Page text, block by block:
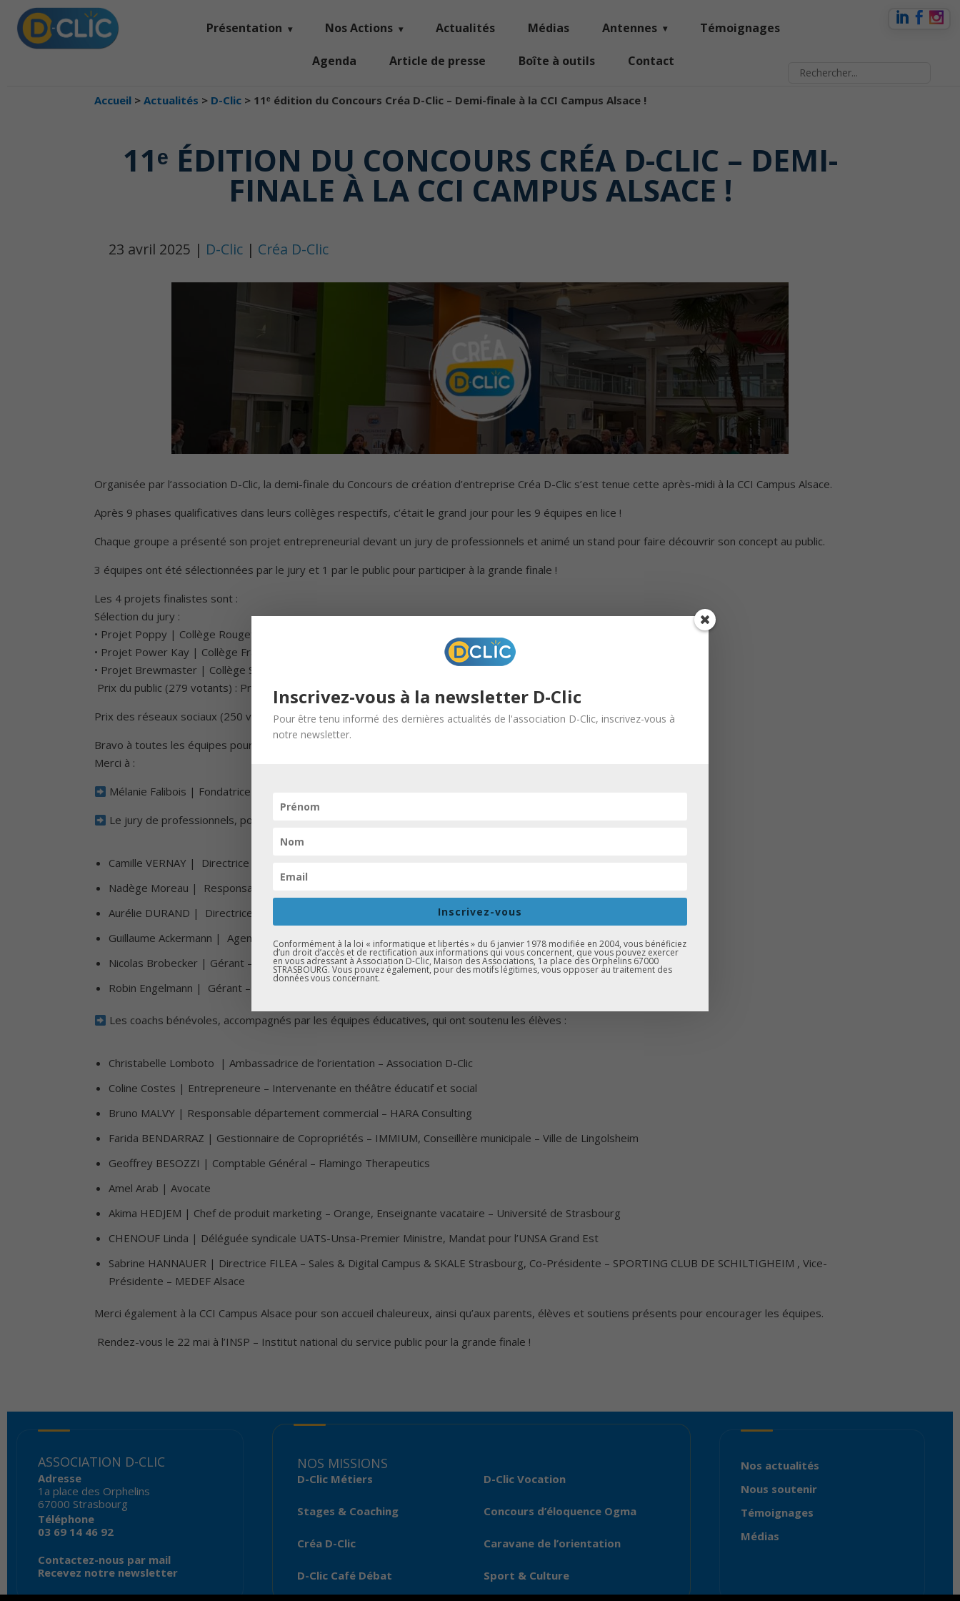
Présentation Nos Actions Actualités Médias Antennes Témoignages
Agenda Article de presse Boîte à outils Contact
Accueil > Actualités > D-Clic > 11ᵉ édition du Concours Créa D-Clic – Demi-finale à la CCI Campus Alsace !
11ᵉ ÉDITION DU CONCOURS CRÉA D-CLIC – DEMI-
FINALE À LA CCI CAMPUS ALSACE !
23 avril 2025 | D-Clic | Créa D-Clic
Organisée par l’association D-Clic, la demi-finale du Concours de création d’entreprise Créa D-Clic s’est tenue cette après-midi à la CCI Campus Alsace.
Après 9 phases qualificatives dans leurs collèges respectifs, c’était le grand jour pour les 9 équipes en lice !
Chaque groupe a présenté son projet entrepreneurial devant un jury de professionnels et animé un stand pour faire découvrir son concept au public.
3 équipes ont été sélectionnées par le jury et 1 par le public pour participer à la grande finale !
Les 4 projets finalistes sont :
Sélection du jury :
• Projet Poppy | Collège Rouget de Lisle
• Projet Power Kay | Collège François Truffaut
• Projet Brewmaster | Collège Sophie Germain
️ Prix du public (279 votants) : Projet Spot Mégot | Collège Lezay Marnésia
Prix des réseaux sociaux (250 votes sur plus de 950 comptabilisés) : Projet Nails and Co | Collège Stockfeld
Bravo à toutes les équipes pour leur implication et leur créativité !
Merci à :
Mélanie Falibois | Fondatrice de l’entreprise ANIM&MOI pour son aide précieuse dans la coordination.
Le jury de professionnels, pour leur regard d’experts et leur bienveillance :
Camille VERNAY |
Directrice Grand Est – Les entreprises pour la Cité
Nadège Moreau | Responsable communication & RP – GESTION ET STRATEGIES – AUDITORIA
Aurélie DURAND | Directrice RHO, Expérience postier & RSE – La Poste Groupe
Guillaume Ackermann | Agent commercial immobilier – OUARTIMMO
Nicolas Brobecker | Gérant – Hybrid Concept
Robin Engelmann | Gérant – Cabinet de podologie/pédicure
Les coachs bénévoles, accompagnés par les équipes éducatives, qui ont soutenu les élèves :
Christabelle Lomboto
| Ambassadrice de l’orientation – Association D-Clic
Coline Costes | Entrepreneure – Intervenante en théâtre éducatif et social
Bruno MALVY | Responsable département commercial – HARA Consulting
Farida BENDARRAZ | Gestionnaire de Copropriétés – IMMIUM, Conseillère municipale – Ville de Lingolsheim
Geoffrey BESOZZI | Comptable Général – Flamingo Therapeutics
Amel Arab | Avocate
Akima HEDJEM | Chef de produit marketing – Orange, Enseignante vacataire – Université de Strasbourg
CHENOUF Linda | Déléguée syndicale UATS-Unsa-Premier Ministre, Mandat pour l’UNSA Grand Est
Sabrine HANNAUER | Directrice FILEA – Sales & Digital Campus & SKALE Strasbourg, Co-Présidente – SPORTING CLUB DE SCHILTIGHEIM , Vice-
Présidente – MEDEF Alsace
Merci également à la CCI Campus Alsace pour son accueil chaleureux, ainsi qu’aux parents, élèves et soutiens présents pour encourager les équipes.
️ Rendez-vous le 22 mai à l’INSP – Institut national du service public pour la grande finale !
ASSOCIATION D-CLIC
Adresse
1a place des Orphelins
67000 Strasbourg
Téléphone
03 69 14 46 92
Contactez-nous par mail
Recevez notre newsletter
NOS MISSIONS
D-Clic Métiers D-Clic Vocation
Stages & Coaching Concours d’éloquence Ogma
Créa D-Clic Caravane de l’orientation
D-Clic Café Débat Sport & Culture
Nos actualités
Nous soutenir
Témoignages
Médias
Inscrivez-vous à la newsletter D-Clic
Pour être tenu informé des dernières actualités de l'association D-Clic, inscrivez-vous à
notre newsletter.
Inscrivez-vous
Conformément à la loi « informatique et libertés » du 6 janvier 1978 modifiée en 2004, vous bénéficiez
d’un droit d’accès et de rectification aux informations qui vous concernent, que vous pouvez exercer
en vous adressant à Association D-Clic, Maison des Associations, 1a place des Orphelins 67000
STRASBOURG. Vous pouvez également, pour des motifs légitimes, vous opposer au traitement des
données vous concernant.